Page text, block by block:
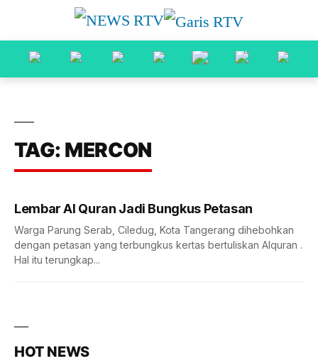
TAG: MERCON
Lembar Al Quran Jadi Bungkus Petasan
Warga Parung Serab, Ciledug, Kota Tangerang dihebohkan
dengan petasan yang terbungkus kertas bertuliskan Alquran .
Hal itu terungkap...
HOT NEWS